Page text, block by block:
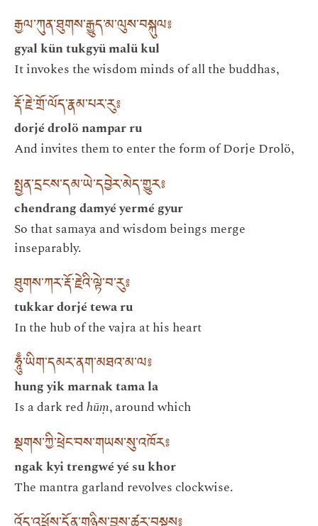
རྒྱལ་ཀུན་ཐུགས་རྒྱུད་མ་ལུས་བསྐུལ༔
gyal kün tukgyü malü kul
It invokes the wisdom minds of all the buddhas,
རྡོ་རྗེ་གྲོ་ལོད་རྣམ་པར་རུ༔
dorjé drolö nampar ru
And invites them to enter the form of Dorje Drolö,
སྤྱན་དྲངས་དམ་ཡེ་དབྱེར་མེད་གྱུར༔
chendrang damyé yermé gyur
So that samaya and wisdom beings merge
inseparably.
ཐུགས་ཀར་རྡོ་རྗེའི་ལྟེ་བ་རུ༔
tukkar dorjé tewa ru
In the hub of the vajra at his heart
ཧཱུྃ་ཡིག་དམར་ནག་མཐའ་མ་ལ༔
hung yik marnak tama la
Is a dark redhūṃ, around which
སྔགས་ཀྱི་ཕྲེང་བས་གཡས་སུ་འཁོར༔
ngak kyi trengwé yé su khor
The mantra garland revolves clockwise.